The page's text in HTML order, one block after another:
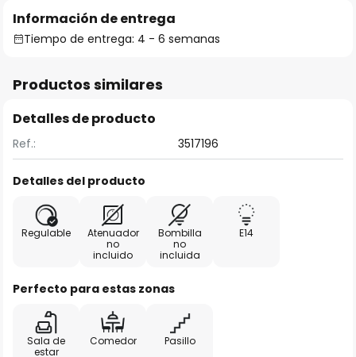
Información de entrega
Tiempo de entrega: 4 - 6 semanas
Productos similares
Detalles de producto
Ref.: 3517196
Detalles del producto
Regulable
Atenuador
no
incluido
Bombilla
no
incluida
E14
Perfecto para estas zonas
Sala de
estar
Comedor Pasillo